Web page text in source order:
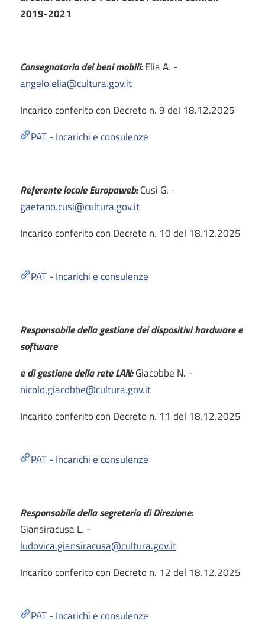
2019-2021
Consegnatario dei beni mobili: Elia A. -
angelo.elia@cultura.gov.it
Incarico conferito con Decreto n. 9 del 18.12.2025
PAT - Incarichi e consulenze
Referente locale Europaweb:Cusi G. -
gaetano.cusi@cultura.gov.it
Incarico conferito con Decreto n. 10 del 18.12.2025
PAT - Incarichi e consulenze
Responsabile della gestione dei dispositivi hardware e
software
e di gestione della rete LAN:Giacobbe N. -
nicolo.giacobbe@cultura.gov.it
Incarico conferito con Decreto n. 11 del 18.12.2025
PAT - Incarichi e consulenze
Responsabile della segreteria di Direzione:
Giansiracusa L. -
ludovica.giansiracusa@cultura.gov.it
Incarico conferito con Decreto n. 12 del 18.12.2025
PAT - Incarichi e consulenze